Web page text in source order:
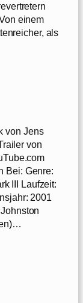
einem
als
von Jens
von
Bei: Genre:
III Laufzeit:
2001